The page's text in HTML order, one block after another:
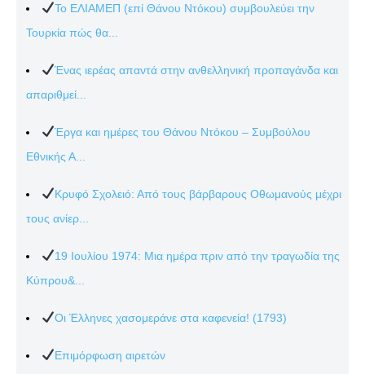
Το ΕΛΙΑΜΕΠ (επί Θάνου Ντόκου) συμβουλεύει την
Τουρκία πώς θα...
Ένας ιερέας απαντά στην ανθελληνική προπαγάνδα και
απαριθμεί...
Έργα και ημέρες του Θάνου Ντόκου – Συμβούλου
Εθνικής Α...
Κρυφό Σχολειό: Από τους βάρβαρους Οθωμανούς μέχρι
τους ανίερ...
19 Ιουλίου 1974: Μια ημέρα πριν από την τραγωδία της
Κύπρου&...
Οι Έλληνες χασομεράνε στα καφενεία! (1793)
Επιμόρφωση αιρετών